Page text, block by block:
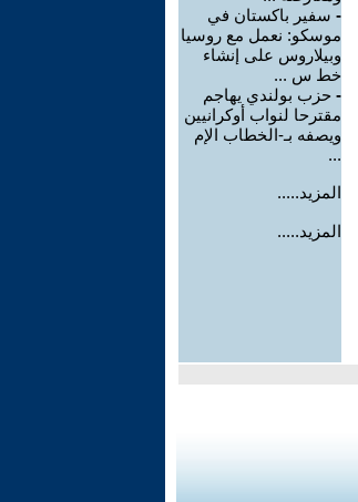
- سفير باكستان في
موسكو: نعمل مع روسيا
وبيلاروس على إنشاء
خط س ...
- حزب بولندي يهاجم
مقترحا لنواب أوكرانيين
ويصفه بـ-الخطاب الإم
...
المزيد.....
المزيد.....